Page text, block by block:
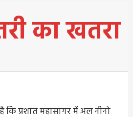
का खतरा
प्रशांत महासागर में अल नीनो